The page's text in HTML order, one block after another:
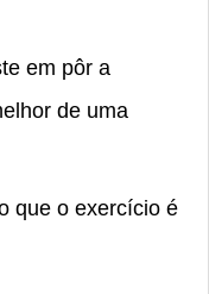
em pôr a
de uma
que o exercício é